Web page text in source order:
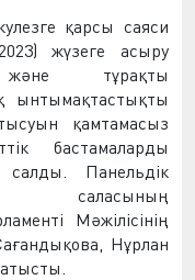
қарсы саяси
жүзеге асыру
тұрақты
ынтымақтастықты
қамтамасыз
бастамаларды
салды. Панельдік
саласының
Мәжілісінің
Нұрлан